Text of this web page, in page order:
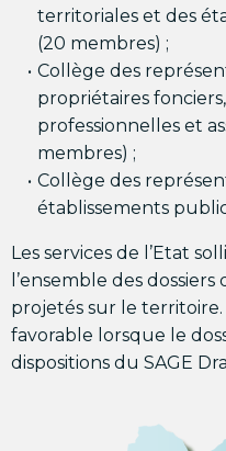
territoriales et des
(20 membres) ;
Collège des
propriétaires
professionnelles et
membres) ;
Collège des
établissements
Les services de l’Etat
l’ensemble des dossiers
projetés sur le territoire.
favorable lorsque le
dispositions du SAGE